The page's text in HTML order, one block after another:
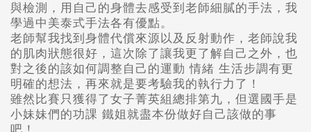
與檢測，用自己的身體去感受到老師細膩的手法，我
學過中美泰式手法各有優點。
老師幫我找到身體代償來源以及反射動作，老師說我
的肌肉狀態很好，這次除了讓我更了解自己之外，也
對之後的該如何調整自己的運動 情緒 生活步調有更
明確的想法，再來就是要考驗我的執行力了！
雖然比賽只獲得了女子菁英組總排第九，但選國手是
小妹妹們的功課 鐵姐就盡本份做好自己該做的事
吧！